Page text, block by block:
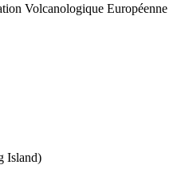
Volcanologique Européenne
Island)